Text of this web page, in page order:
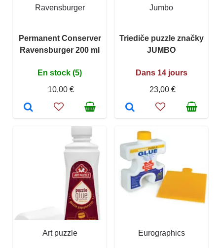
Ravensburger
Permanent Conserver
Ravensburger 200 ml
En stock (5)
10,00 €
Jumbo
Triediče puzzle značky
JUMBO
Dans 14 jours
23,00 €
Art puzzle Eurographics